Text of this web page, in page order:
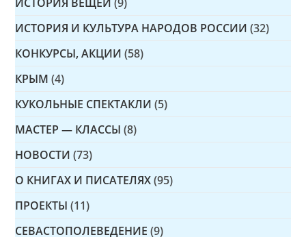
ИСТОРИЯ И КУЛЬТУРА НАРОДОВ РОССИИ (32)
КОНКУРСЫ, АКЦИИ (58)
КРЫМ (4)
КУКОЛЬНЫЕ СПЕКТАКЛИ (5)
МАСТЕР — КЛАССЫ (8)
НОВОСТИ (73)
О КНИГАХ И ПИСАТЕЛЯХ (95)
ПРОЕКТЫ (11)
СЕВАСТОПОЛЕВЕДЕНИЕ (9)